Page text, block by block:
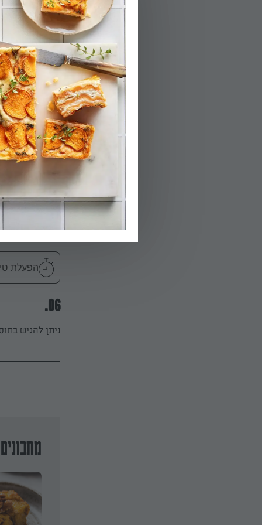
קולים את
כפול. מניחים
03.
מביאים
04.
מערבבים את
כשהתערובת
הרום) ואת
05.
הפעלת טיימר
06.
ניתן להגיש